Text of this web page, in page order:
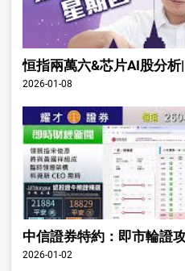
恒指兩萬六&芯片AI股分
2026-01-08
中信證券特約：即市輪證
2026-01-02